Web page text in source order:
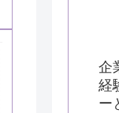
企
経
ー